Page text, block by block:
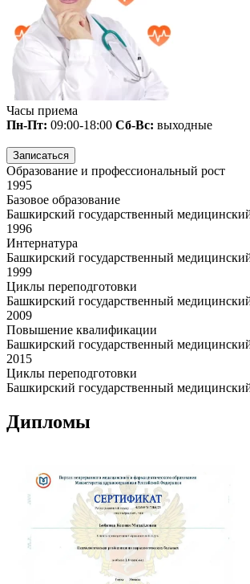
Часы приема
Пн-Пт: 09:00-18:00 Сб-Вс: выходные
Записаться
Образование и профессиональный рост
1995
Базовое образование
Башкирский государственный
1996
Интернатура
Башкирский государственный
1999
Циклы переподготовки
Башкирский государственный
2009
Повышение квалификации
Башкирский государственный
2015
Циклы переподготовки
Башкирский государственный
Дипломы